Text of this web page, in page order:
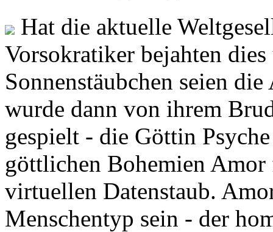
Hat die aktuelle
Vorsokratiker bejahten
Sonnenstäubchen seien
wurde dann von ihrem
gespielt - die Göttin
göttlichen Bohemien
virtuellen Datenstaub.
Menschentyp sein - der